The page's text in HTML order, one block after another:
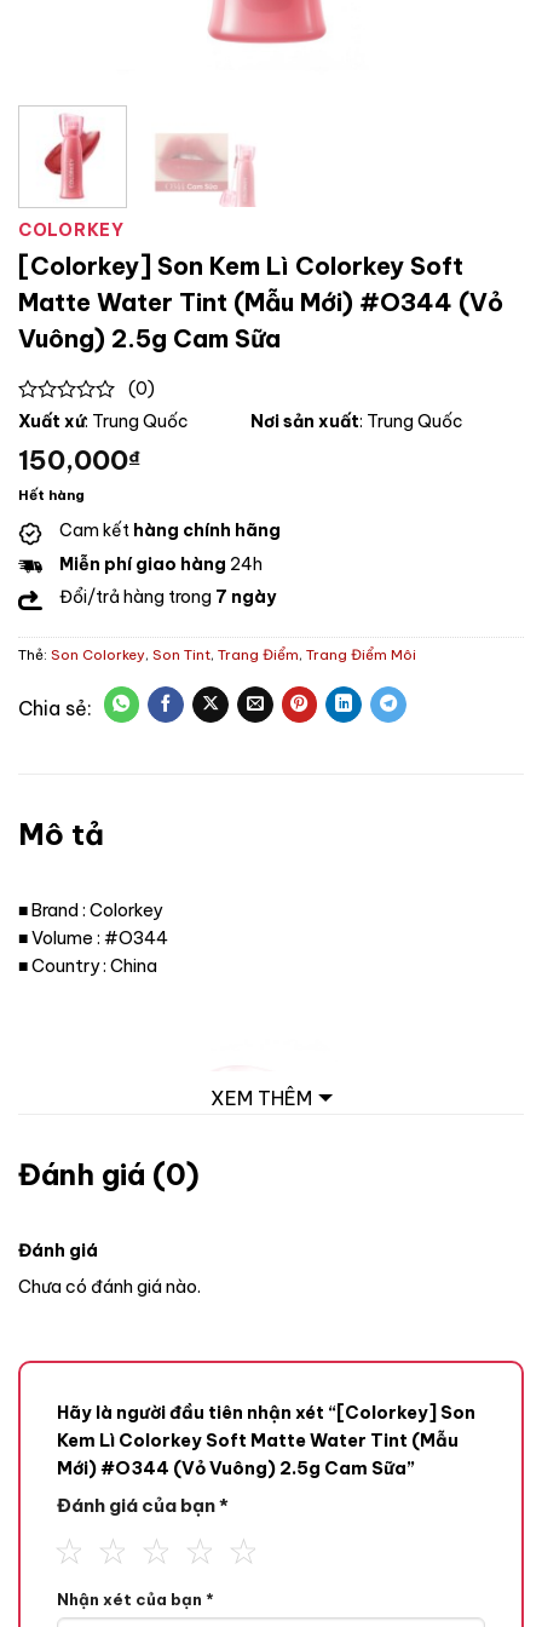
COLORKEY
[Colorkey] Son Kem Lì Colorkey Soft
Matte Water Tint (Mẫu Mới) #O344 (Vỏ
Vuông) 2.5g Cam Sữa
0
of
5
(0)
Xuất xứ: Trung Quốc Nơi sản xuất: Trung Quốc
150,000₫
Hết hàng
Cam kết hàng chính hãng
Miễn phí giao hàng 24h
Đổi/trả hàng trong 7 ngày
Thẻ: Son Colorkey, Son Tint, Trang Điểm, Trang Điểm Môi
Mô tả
■ Brand : Colorkey
■ Volume : #O344
■ Country : China
Son Kem Lì Colorkey Soft Matte Water Tint là lựa chọn lý
nhiên nhưng vẫn nổi bật. Với công nghệ đột phá Watery
XEM THÊM
Đánh giá (0)
Đánh giá
Chưa có đánh giá nào.
Hãy là người đầu tiên nhận xét “[Colorkey] Son
Kem Lì Colorkey Soft Matte Water Tint (Mẫu
Mới) #O344 (Vỏ Vuông) 2.5g Cam Sữa”
Đánh giá của bạn*
Nhận xét của bạn *